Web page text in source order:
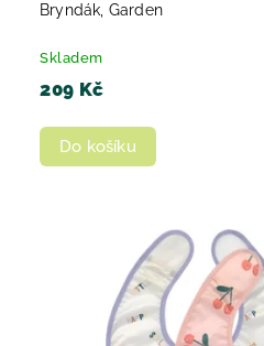
Bryndák, Garden
Skladem
209 Kč
Do košíku